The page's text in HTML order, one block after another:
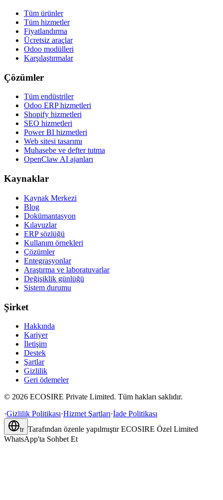
Tüm ürünler
Tüm hizmetler
Fiyatlandırma
Ücretsiz araçlar
Odoo modülleri
Karşılaştırmalar
Çözümler
Tüm endüstriler
Odoo ERP hizmetleri
Shopify hizmetleri
SEO hizmetleri
Power BI hizmetleri
Web sitesi tasarımı
Muhasebe ve defter tutma
OpenClaw AI ajanları
Kaynaklar
Kaynak Merkezi
Blog
Dokümantasyon
Kılavuzlar
ERP sözlüğü
Kullanım örnekleri
Çözümler
Entegrasyonlar
Araştırma ve laboratuvarlar
Değişiklik günlüğü
Sistem durumu
Şirket
Hakkında
Kariyer
İletişim
Destek
Şartlar
Gizlilik
Geri ödemeler
© 2026 ECOSIRE Private Limited. Tüm hakları saklıdır.
·Gizlilik Politikası·Hizmet Şartları·İade Politikası
tr Tarafından özenle yapılmıştır ECOSIRE Özel Limited
WhatsApp'ta Sohbet Et